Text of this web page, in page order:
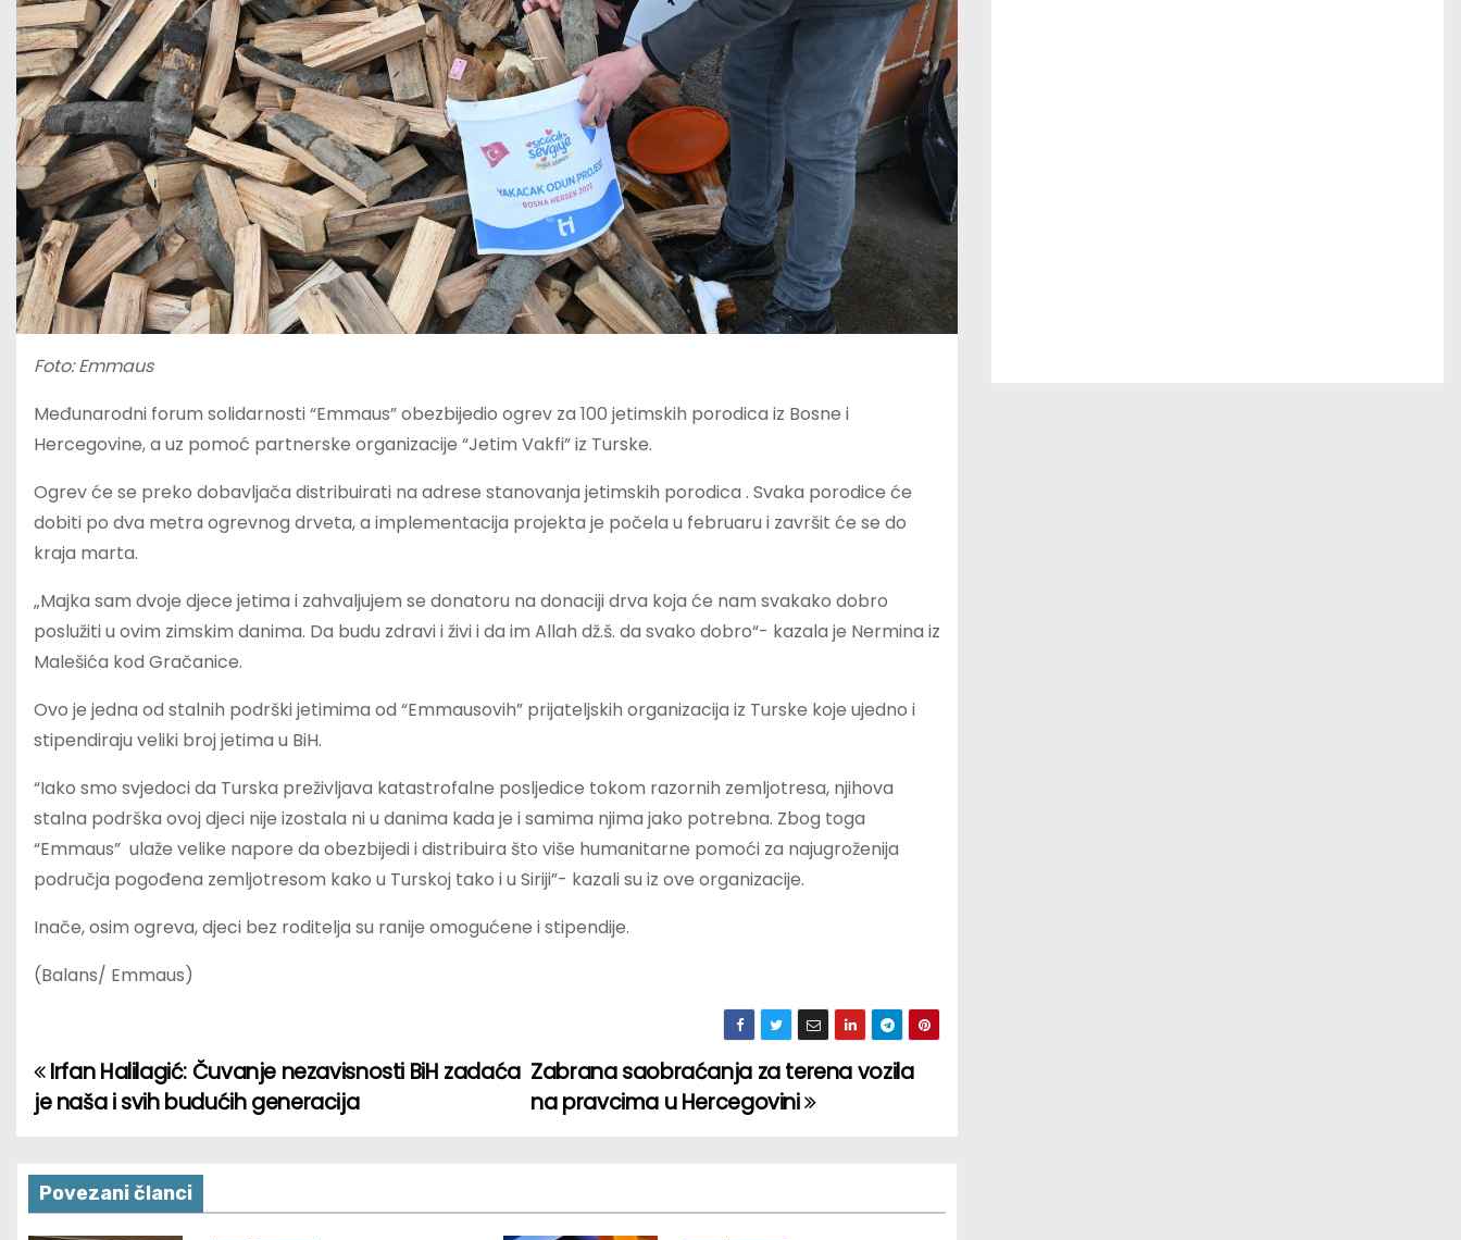
Foto: Emmaus
Međunarodni forum solidarnosti “Emmaus” obezbijedio ogrev za 100 jetimskih porodica iz Bosne i
Hercegovine, a uz pomoć partnerske organizacije “Jetim Vakfi” iz Turske.
Ogrev će se preko dobavljača distribuirati na adrese stanovanja jetimskih porodica . Svaka porodice će
dobiti po dva metra ogrevnog drveta, a implementacija projekta je počela u februaru i završit će se do
kraja marta.
„Majka sam dvoje djece jetima i zahvaljujem se donatoru na donaciji drva koja će nam svakako dobro
poslužiti u ovim zimskim danima. Da budu zdravi i živi i da im Allah dž.š. da svako dobro“- kazala je Nermina iz
Malešića kod Gračanice.
Ovo je jedna od stalnih podrški jetimima od “Emmausovih” prijateljskih organizacija iz Turske koje ujedno i
stipendiraju veliki broj jetima u BiH.
“Iako smo svjedoci da Turska preživljava katastrofalne posljedice tokom razornih zemljotresa, njihova
stalna podrška ovoj djeci nije izostala ni u danima kada je i samima njima jako potrebna. Zbog toga
“Emmaus” ulaže velike napore da obezbijedi i distribuira što više humanitarne pomoći za najugroženija
područja pogođena zemljotresom kako u Turskoj tako i u Siriji”- kazali su iz ove organizacije.
Inače, osim ogreva, djeci bez roditelja su ranije omogućene i stipendije.
(Balans/ Emmaus)
P
o
s
t
Zabrana saobraćanja za terena vozila
na pravcima u Hercegovini
Irfan Halilagić: Čuvanje nezavisnosti BiH zadaća
je naša i svih budućih generacija
Povezani članci